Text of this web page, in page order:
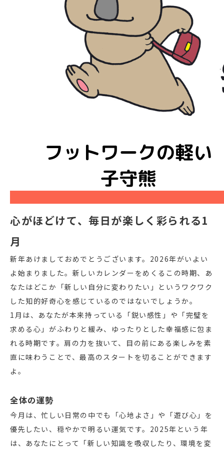
心がほどけて、毎日が楽しく彩られる1
月
新年あけましておめでとうございます。2026年がいよい
よ始まりました。新しいカレンダーをめくるこの時期、あ
なたはどこか「新しい自分に変わりたい」というワクワク
した知的好奇心を感じているのではないでしょうか。
1月は、あなたが本来持っている「鋭い感性」や「完璧を
求める心」がふわりと緩み、ゆったりとした幸福感に包ま
れる時期です。肩の力を抜いて、目の前にある楽しみを素
直に味わうことで、最高のスタートを切ることができます
よ。
全体の運勢
今月は、忙しい日常の中でも「心地よさ」や「遊び心」を
優先したい、穏やかで明るい運気です。2025年という年
は、あなたにとって「新しい知識を吸収したり、環境を変